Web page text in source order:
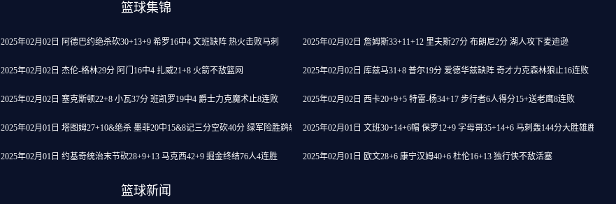
篮球集锦
2025年02月02日 阿德巴约绝杀砍30+13+9 希罗16中4 文班缺阵 热火击败马刺 2025年02月02日 詹姆斯33+11+12 里夫斯27分 布朗尼2分 湖人攻下麦迪逊
2025年02月02日 杰伦-格林29分 阿门16中4 扎威21+8 火箭不敌篮网 2025年02月02日 库兹马31+8 普尔19分 爱德华兹缺阵 奇才力克森林狼止16连败
2025年02月02日 塞克斯顿22+8 小瓦37分 班凯罗19中4 爵士力克魔术止8连败 2025年02月02日 西卡20+9+5 特雷-杨34+17 步行者6人得分15+送老鹰8连败
2025年02月01日 塔图姆27+10&绝杀 墨菲20中15&8记三分空砍40分 绿军险胜鹈鹕 2025年02月01日 文班30+14+6帽 保罗12+9 字母哥35+14+6 马刺轰144分大胜雄鹿
2025年02月01日 约基奇统治末节砍28+9+13 马克西42+9 掘金终结76人4连胜 2025年02月01日 欧文28+6 康宁汉姆40+6 杜伦16+13 独行侠不敌活塞
篮球新闻